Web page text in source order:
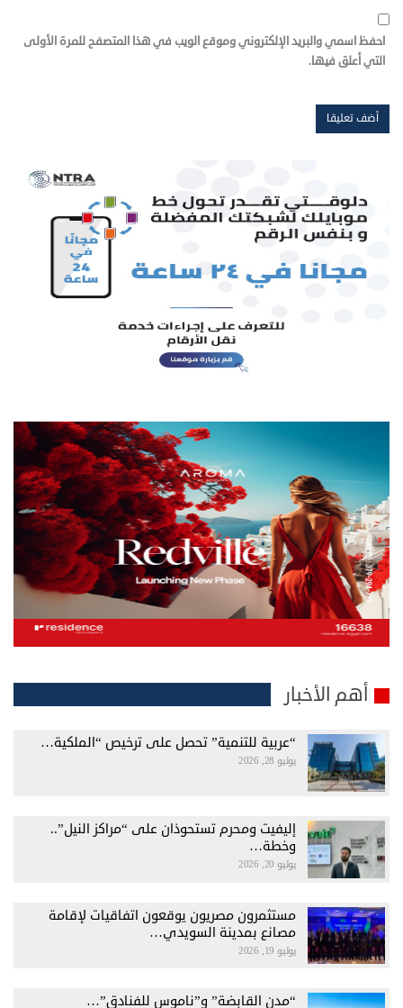
احفظ اسمي والبريد الإلكتروني وموقع الويب في هذا المتصفح للمرة الأولى
التي أعلق فيها.
أهم الأخبار
“عربية للتنمية” تحصل على ترخيص “الملكية…
يوليو 28, 2026
إليفيت ومحرم تستحوذان على “مراكز النيل”..
وخطة…
يوليو 20, 2026
مستثمرون مصريون يوقعون اتفاقيات لإقامة
مصانع بمدينة السويدي…
يوليو 19, 2026
“مدن القابضة” و”ناموس للفنادق”…